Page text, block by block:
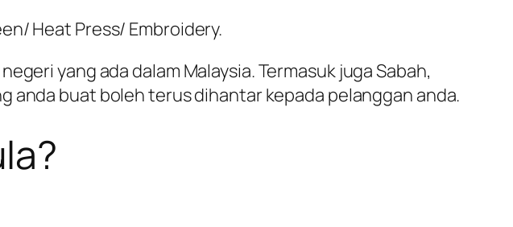
Heat Press/ Embroidery.
yang ada dalam Malaysia. Termasuk juga Sabah,
anda buat boleh terus dihantar kepada pelanggan anda.